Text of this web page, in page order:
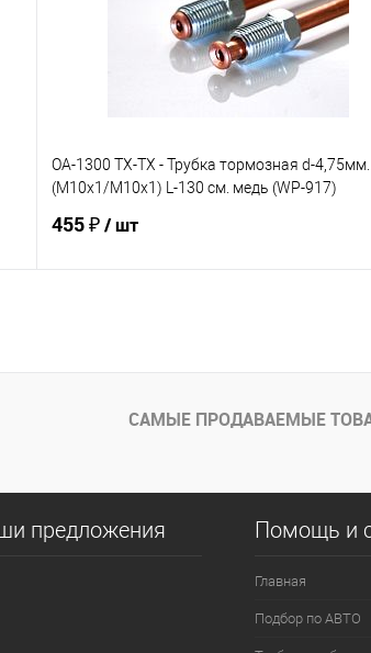
OA-1300 TX-TX - Трубка тормозная d-4,75мм.
(М10х1/М10х1) L-130 см. медь (WP-917)
455 ₽/ шт
В избранное
Под заказ
СравнениеСАМЫЕ ПРОДАВАЕМЫЕ
предложения Помощь и
Главная
Подбор по АВТО